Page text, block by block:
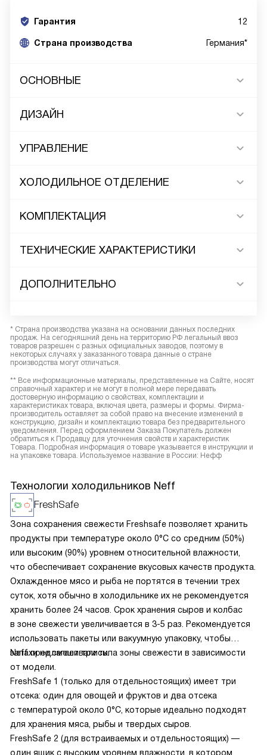
Гарантия 12
Страна производства Германия*
ОСНОВНЫЕ
ДИЗАЙН
УПРАВЛЕНИЕ
ХОЛОДИЛЬНОЕ ОТДЕЛЕНИЕ
КОМПЛЕКТАЦИЯ
ТЕХНИЧЕСКИЕ ХАРАКТЕРИСТИКИ
ДОПОЛНИТЕЛЬНО
* Страна производства указана на основании данных последних
продаж. На сегодняшний день на территорию РФ легальный ввоз
товаров разрешен с разных официальных заводов, поэтому в
некоторых случаях у заказанного товара данные о стране
производства могут отличаться.
** Все информационные материалы, представленные на Сайте, носят
справочный характер и не могут в полной мере передавать
достоверную информацию о свойствах, комплектации и
характеристиках товара, включая цвета, размеры и формы. Фирма-
производитель оставляет за собой право на внесение изменений в
конструкцию, дизайн и комплектацию товара без предварительного
уведомления. Перед оформлением Заказа Покупатель должен
обратиться к Продавцу для уточнения свойств и характеристик
Товара. Подробная информация о товаре указывается в инструкции и
на упаковке товара. Используемое название в России: Нефф
Технологии холодильников Neff
FreshSafe
Зона сохранения свежести Freshsafe позволяет хранить
продукты при температуре около 0°C со средним (50%)
или высоким (90%) уровнем относительной влажности,
что обеспечивает сохранение вкусовых качеств продукта.
Охлажденное мясо и рыба не портятся в течении трех
суток, хотя обычно в холодильнике их не рекомендуется
хранить более 24 часов. Срок хранения сыров и колбас
в зоне свежести увеличивается в 3-5 раз. Рекомендуется
использовать пакеты или вакуумную упаковку, чтобы
запахи не смешивались.
Neff предлагает три типа зоны свежести в зависимости
от модели.
FreshSafe 1 (только для отдельностоящих) имеет три
отсека: один для овощей и фруктов и два отсека
с температурой около 0°C, которые идеально подходят
для хранения мяса, рыбы и твердых сыров.
FreshSafe 2 (для встраиваемых и отдельностоящих) —
один ящик с высоким уровнем влажности, в котором